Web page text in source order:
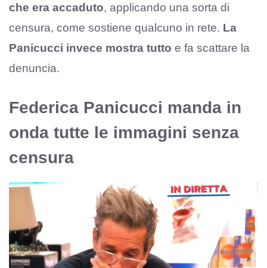
che era accaduto, applicando una sorta di
censura, come sostiene qualcuno in rete. La
Panicucci invece mostra tutto e fa scattare la
denuncia.
Federica Panicucci manda in
onda tutte le immagini senza
censura